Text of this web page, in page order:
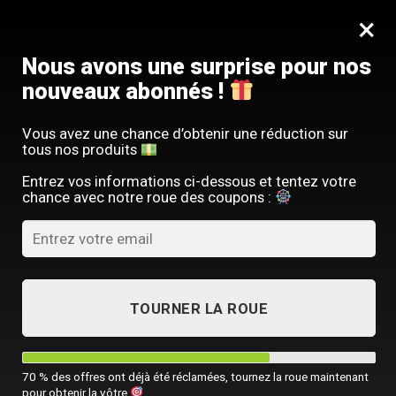
contenu
ACCUEIL / SAC À DOS LUXE
×
Nous avons une surprise pour nos
nouveaux abonnés !
Vous avez une chance d’obtenir une réduction sur
tous nos produits
Entrez vos informations ci-dessous et tentez votre
chance avec notre roue des coupons :
TOURNER LA ROUE
70 % des offres ont déjà été réclamées, tournez la roue maintenant
pour obtenir la vôtre